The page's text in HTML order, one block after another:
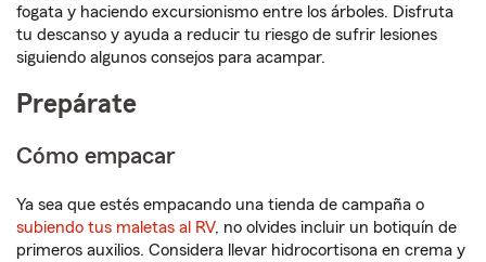
fogata y haciendo excursionismo entre los árboles. Disfruta
tu descanso y ayuda a reducir tu riesgo de sufrir lesiones
siguiendo algunos consejos para acampar.
Prepárate
Cómo empacar
Ya sea que estés empacando una tienda de campaña o
subiendo tus maletas al RV, no olvides incluir un botiquín de
primeros auxilios. Considera llevar hidrocortisona en crema y